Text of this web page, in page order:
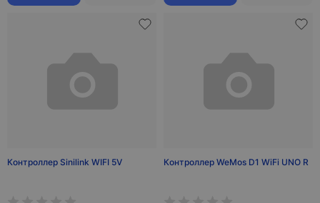
Контроллер Sinilink WIFI 5V Контроллер WeMos D1 WiFi UNO R